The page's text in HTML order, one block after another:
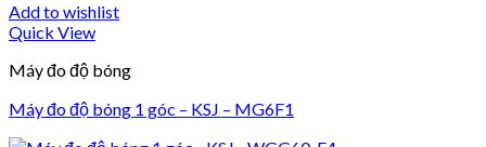
Add to wishlist
Quick View
Máy đo độ bóng
Máy đo độ bóng 1 góc – KSJ – MG6F1